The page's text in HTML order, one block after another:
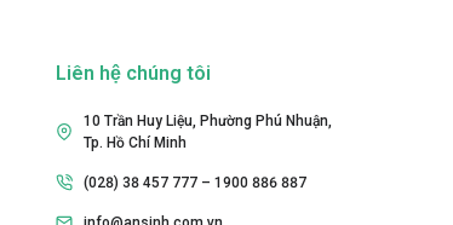
Liên hệ chúng tôi
10 Trần Huy Liệu, Phường Phú Nhuận,
Tp. Hồ Chí Minh
(028) 38 457 777 – 1900 886 887